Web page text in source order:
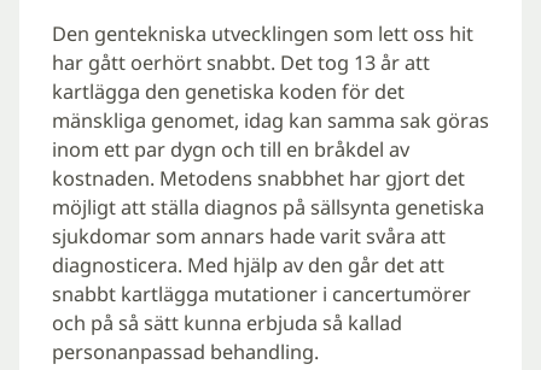
Den gentekniska utvecklingen som lett oss hit
har gått oerhört snabbt. Det tog 13 år att
kartlägga den genetiska koden för det
mänskliga genomet, idag kan samma sak göras
inom ett par dygn och till en bråkdel av
kostnaden. Metodens snabbhet har gjort det
möjligt att ställa diagnos på sällsynta genetiska
sjukdomar som annars hade varit svåra att
diagnosticera. Med hjälp av den går det att
snabbt kartlägga mutationer i cancertumörer
och på så sätt kunna erbjuda så kallad
personanpassad behandling.